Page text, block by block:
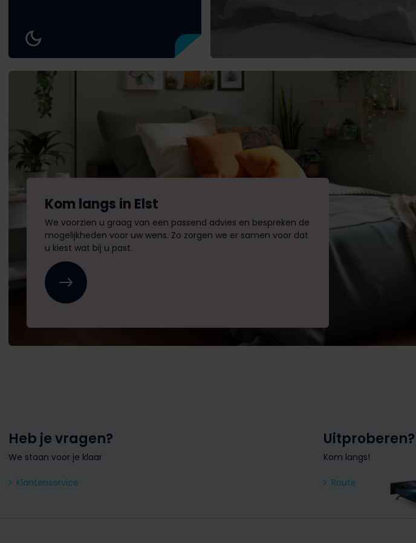
Kom langs in Elst
We voorzien u graag van een passend advies en bespreken de
mogelijkheden voor uw wens. Zo zorgen we er samen voor dat
u kiest wat bij u past.
Heb je vragen?
We staan voor je klaar
Klantenservice
Uitproberen?
Kom langs!
Route